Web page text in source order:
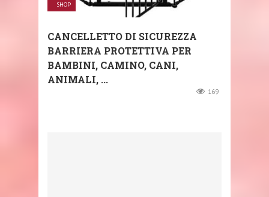
SHOP
CANCELLETTO DI SICUREZZA
BARRIERA PROTETTIVA PER
BAMBINI, CAMINO, CANI,
ANIMALI, ...
169